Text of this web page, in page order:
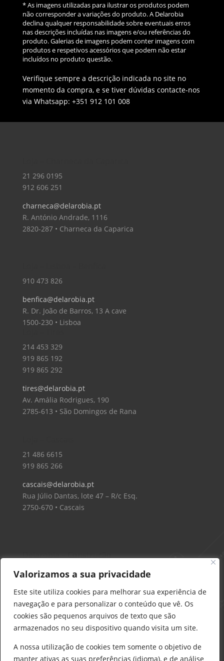
Valorizamos a sua privacidade
Este site utiliza cookies para melhorar sua experiência de
navegação e para personalizar o conteúdo que vê. Os
cookies são pequenos arquivos de texto que são
armazenados no seu dispositivo quando visita um site.
A nossa utilização de cookies tem somente o objetivo de
manter ativas as suas preferências (idioma), e de análise
* As imagens utilizadas para ilustrar os produtos podem
não corresponder a variações do produto. A Delarobia
declina qualquer responsabilidade sobre eventuais erros
nas descrições incluídas nas imagens e/ou referências do
produto. Galerias de imagens podem conter imagens com
produtos e respetivos acessórios que podem não estar
incluídos no produto questão.
Verifique sempre a descrição indicada no site no
momento da compra, e se tiver dúvidas contacte-nos
via Whatsapp: +351 912 101 008
21 296 0195
912 606 251
charneca@delarobia.pt
R. António Andrade, 1116
2820-287 • Charneca da Caparica
910 473 826
benfica@delarobia.pt
R. Dr. João de Barros, 13 A cave
1500-230 • Lisboa
214 453 329
919 865 192
919 865 292
tires@delarobia.pt
Av. Amália Rodrigues, 190
2785-613 • São Domingos de Rana
21 486 6615
919 865 266
cascais@delarobia.pt
Rua Júlio Dantas, lote 47 – R/c Esq.
2750-670 • Cascais
Delarobia – Construção
912 441 514
construcao@delarobia.pt
R. António Andrade, 1171
2820-287 • Charneca de Caparica